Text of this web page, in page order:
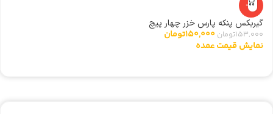
-2%
گیربکس پنکه پارس خزر چهار پیچ
153,000تومان 150,000تومان
نمایش قیمت عمده